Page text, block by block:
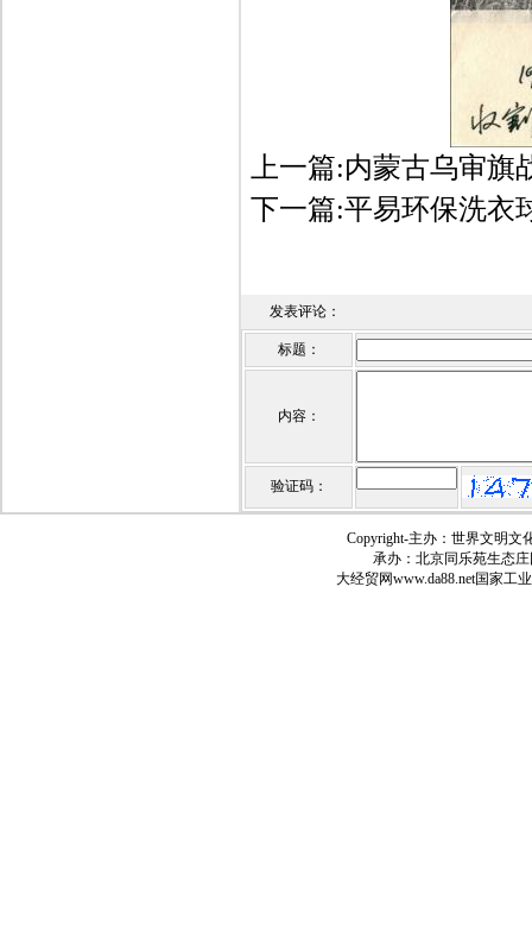
上一篇:内蒙古乌审旗
下一篇:平易环保洗衣
发表评论：
标题：
内容：
验证码：
Copyright-主办：世界文明文
承办：北京同乐苑生态
大经贸网www.da88.net国家工